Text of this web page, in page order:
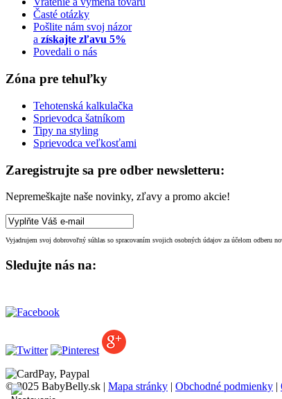
Časté otázky
Pošlite nám svoj názor
a získajte zľavu 5%
Povedali o nás
Zóna pre tehuľky
Tehotenská kalkulačka
Sprievodca šatníkom
Tipy na styling
Sprievodca veľkosťami
Zaregistrujte sa pre odber newsletteru:
Nepremeškajte naše novinky, zľavy a promo akcie!
Vyjadrujem svoj dobrovoľný súhlas so spracovaním svojich osobných údajov za účelom odberu
Sledujte nás na:
© 2025 BabyBelly.sk | Mapa stránky | Obchodné podmienky |